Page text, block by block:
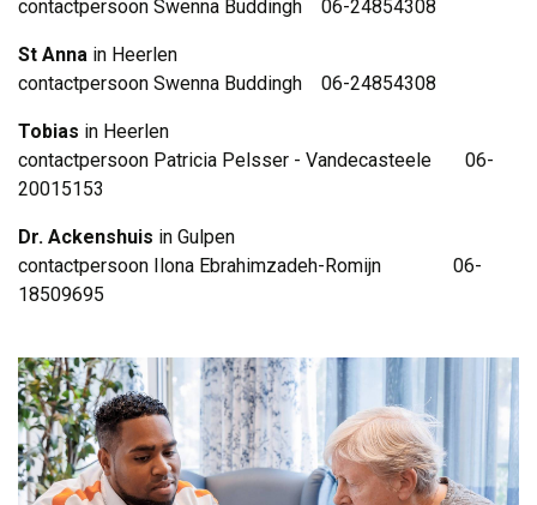
contactpersoon Swenna Buddingh 06-24854308
St Anna in Heerlen
contactpersoon Swenna Buddingh 06-24854308
Tobias in Heerlen
contactpersoon Patricia Pelsser - Vandecasteele 06-
20015153
Dr. Ackenshuis in Gulpen
contactpersoon Ilona Ebrahimzadeh-Romijn 06-
18509695